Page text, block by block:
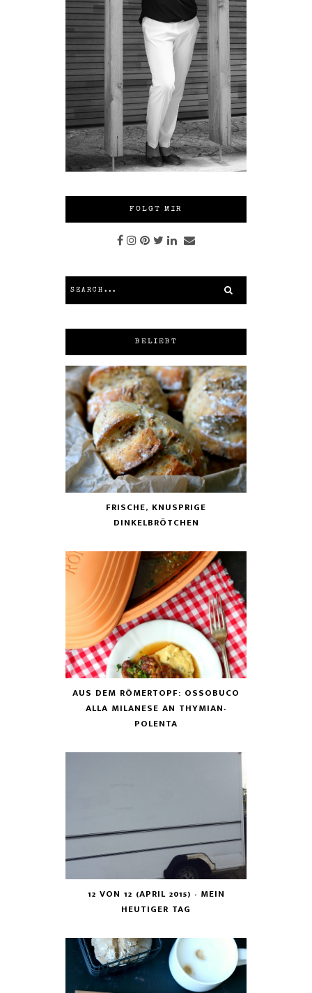
FOLGT MIR
BELIEBT
FRISCHE, KNUSPRIGE
DINKELBRÖTCHEN
AUS DEM RÖMERTOPF: OSSOBUCO
ALLA MILANESE AN THYMIAN-
POLENTA
12 VON 12 (APRIL 2015) - MEIN
HEUTIGER TAG